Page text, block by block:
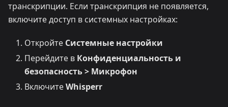
транскрипции. Если транскрипция не появляется,
включите доступ в системных настройках:
Откройте Системные настройки
Перейдите в Конфиденциальность и
безопасность > Микрофон
ВключитеWhisperr